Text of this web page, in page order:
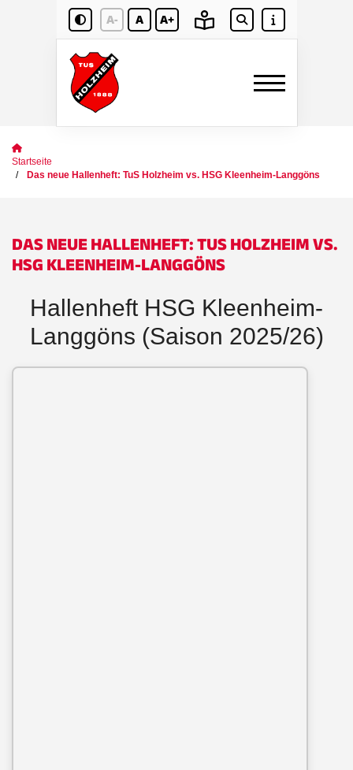
A- A A+
Startseite
Das neue Hallenheft: TuS Holzheim vs. HSG Kleenheim-Langgöns
DAS NEUE HALLENHEFT: TUS HOLZHEIM VS.
HSG KLEENHEIM-LANGGÖNS
Hallenheft HSG Kleenheim-
Langgöns (Saison 2025/26)